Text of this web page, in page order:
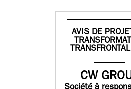
AVIS DE
CW
Société à